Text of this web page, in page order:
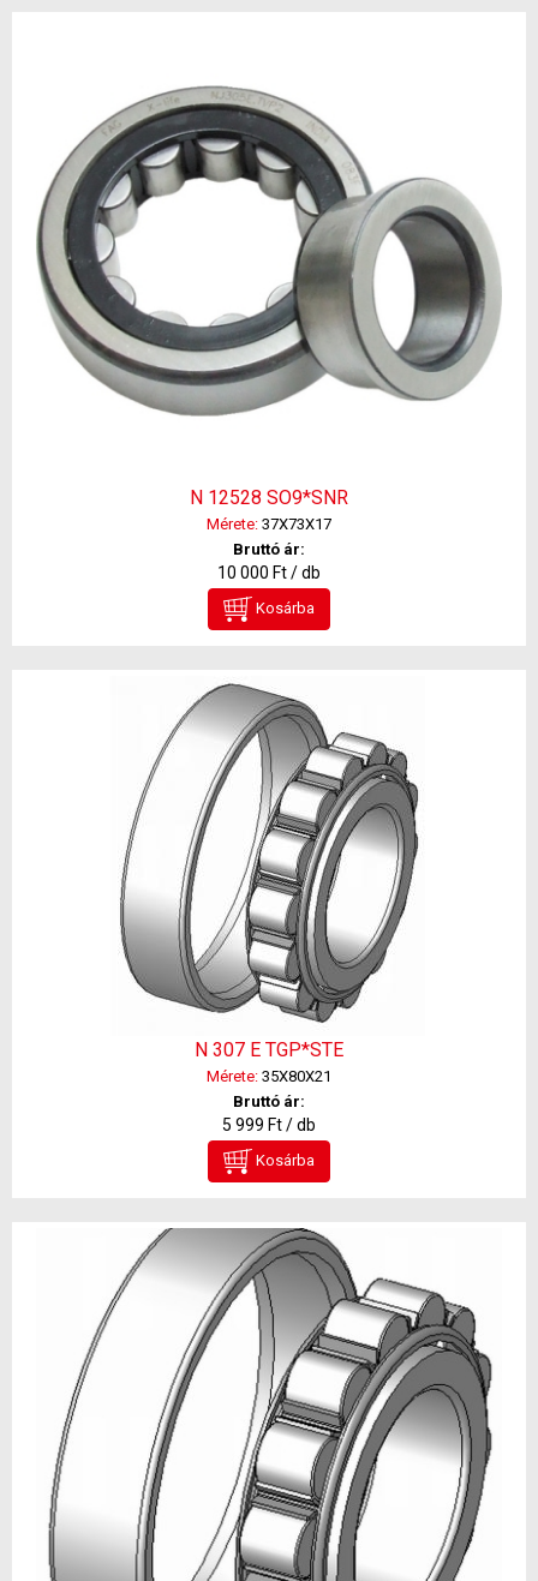
N 12528 SO9*SNR
Mérete: 37X73X17
Bruttó ár:
10 000 Ft / db
Kosárba
N 307 E TGP*STE
Mérete: 35X80X21
Bruttó ár:
5 999 Ft / db
Kosárba